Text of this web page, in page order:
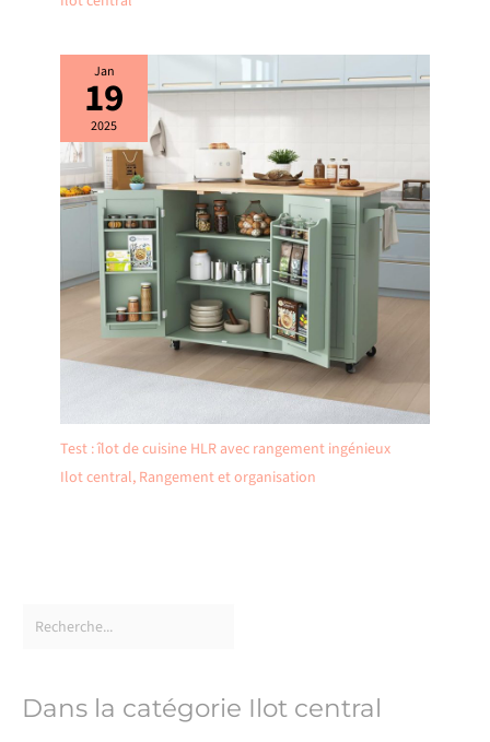
Jan
19
2025
Test : îlot de cuisine HLR avec rangement ingénieux
Ilot central, Rangement et organisation
Dans la catégorie Ilot central